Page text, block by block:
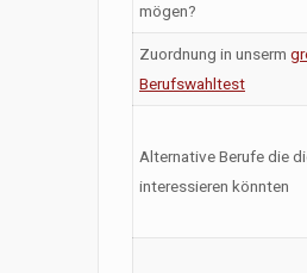
mögen?
Zuordnung in unserm
Berufswahltest
Alternative Berufe die
interessieren könnten